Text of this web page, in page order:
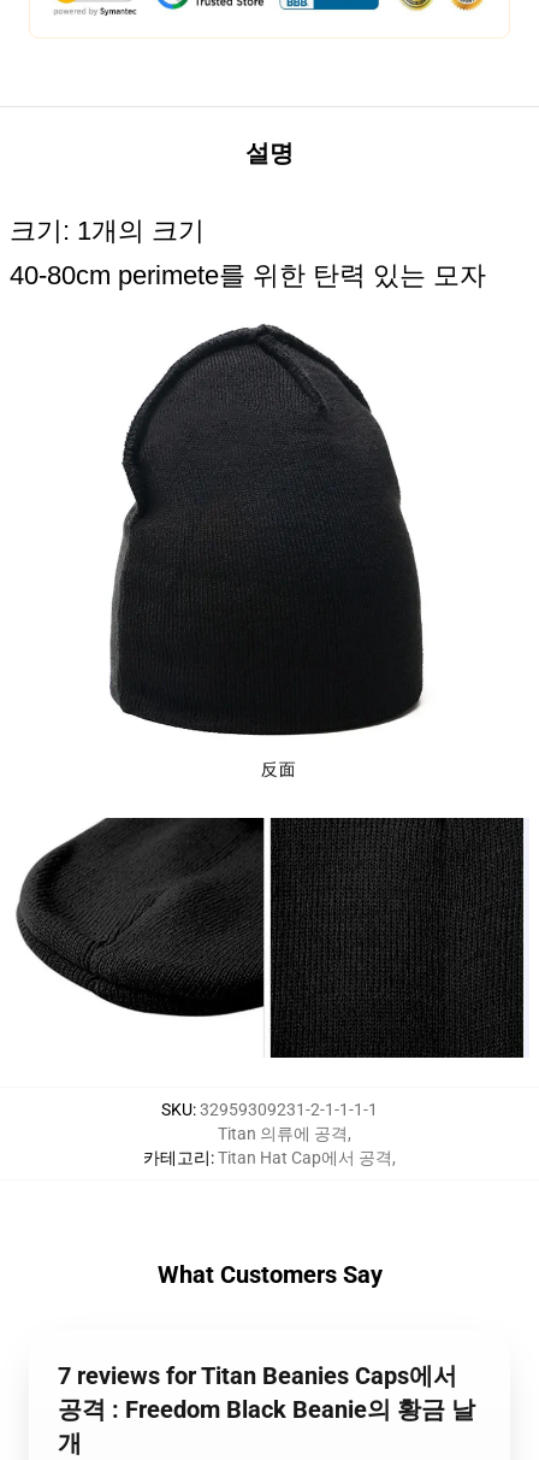
설명
크기: 1개의 크기
40-80cm perimete를 위한 탄력 있는 모자
SKU:32959309231-2-1-1-1-1
카테고리:
Titan 의류에 공격,
Titan Hat Cap에서 공격,
What Customers Say
7 reviews for Titan Beanies Caps에서
공격 : Freedom Black Beanie의 황금 날
개